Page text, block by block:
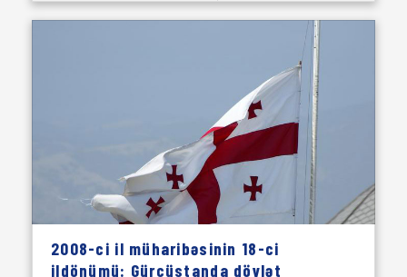
2008-ci il müharibəsinin 18-ci
ildönümü: Gürcüstanda dövlət